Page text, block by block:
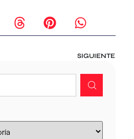
SIGUIENTE